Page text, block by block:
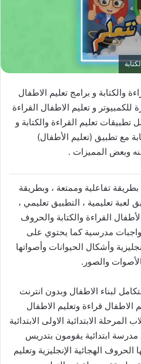
والكتابة و برامج تعليم الاطفال
للكمبيوتر و تعليم الاطفال القراءة
تعليم القراءة والكتابة و
مع تطبيق (‏تعليم الأطفال)
وبعض المميزات .
تفاعلية وممتعة ، وبطريقة
لعبة تعليمية ، التطبيق تعليمي ،
القراءة والكتابة والحروف
كواجبات مدرسية كما يحتوي على
وأشكال الحيوانات وأصواتها
والصور.
لبناء الاطفال وبدون انترنت
الاطفال قراءة وتعليم الاطفال
الابتدائية الاولى الابتدائية
ابتدائية يقومون بتدريس
الحروف الهجائية الإنجليزية وتعليم